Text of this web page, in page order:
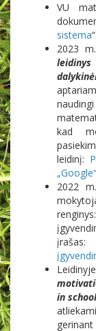
VU
sistema“
2023
kad
leidinį:
2022
Leidinyje
in